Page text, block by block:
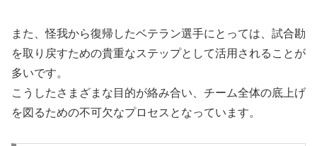
また、怪我から復帰したベテラン選手にとっては、試合勘
を取り戻すための貴重なステップとして活用されることが
多いです。
こうしたさまざまな目的が絡み合い、チーム全体の底上げ
を図るための不可欠なプロセスとなっています。